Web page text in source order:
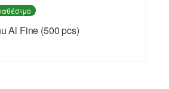
Al Fine (500 pcs)